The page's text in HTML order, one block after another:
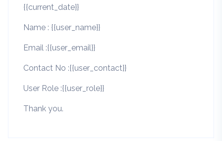
{{current_date}}
Name : {{user_name}}
Email :{{user_email}}
Contact No :{{user_contact}}
User Role :{{user_role}}
Thank you.